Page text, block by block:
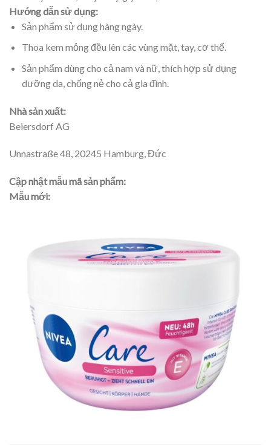
Hướng dẫn sử dụng:
Sản phẩm sử dụng hàng ngày.
Thoa kem mỏng đều lên các vùng mặt, tay, cơ thể.
Sản phẩm dùng cho cả nam và nữ, thích hợp sử dụng
dưỡng da, chống nẻ cho cả gia đình.
Nhà sản xuất:
Beiersdorf AG
Unnastraße 48, 20245 Hamburg, Đức
Cập nhật mẫu mã sản phẩm:
Mẫu mới: